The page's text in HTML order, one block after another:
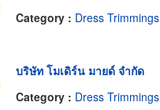
Category : Dress Trimmings
บริษัท โมเดิร์น มายด์ จำกัด
Category : Dress Trimmings